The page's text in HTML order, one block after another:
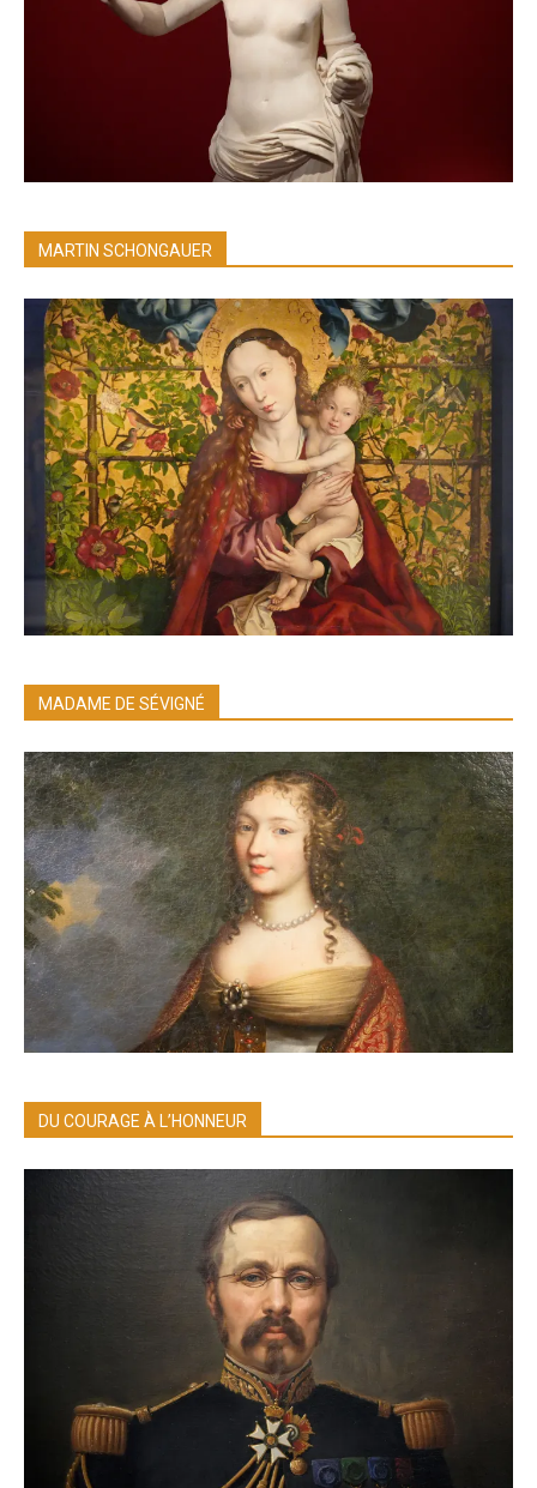
MARTIN SCHONGAUER
MADAME DE SÉVIGNÉ
DU COURAGE À L’HONNEUR